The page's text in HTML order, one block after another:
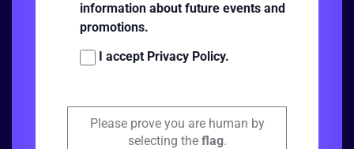
information about future events and
promotions.
I accept Privacy Policy.
Please prove you are human by
selecting theflag.